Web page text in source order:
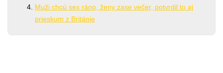
Muži chcú sex ráno, ženy zase večer, potvrdil to aj
prieskum z Británie